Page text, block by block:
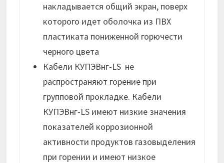
накладывается общий экран, поверх
которого идет оболочка из ПВХ
пластиката пониженной горючести
черного цвета
Кабели КУПЭВнг-LS не
распространяют горение при
групповой прокладке. Кабели
КУПЭВнг-LS имеют низкие значения
показателей коррозионной
активности продуктов газовыделения
при горении и имеют низкое